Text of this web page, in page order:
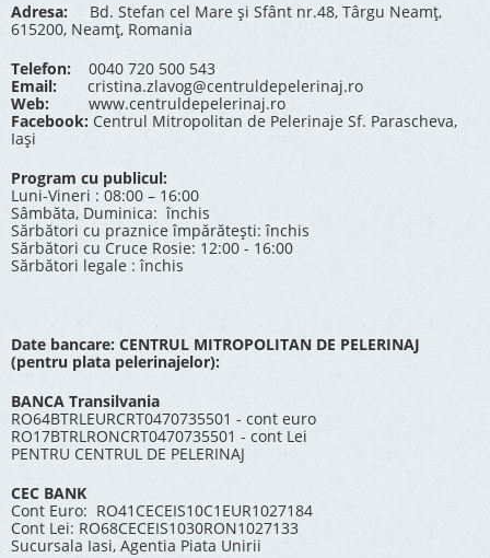
Adresa: Bd. Stefan cel Mare și Sfânt nr.48, Târgu Neamț,
615200, Neamț, Romania
Telefon: 0040 720 500 543
Email:
cristina.zlavog@centruldepelerinaj.ro
Web:
www.centruldepelerinaj.ro
Facebook: Centrul Mitropolitan de Pelerinaje Sf. Parascheva,
Iași
Program cu publicul:
Luni-Vineri : 08:00 – 16:00
Sâmbăta, Duminica: închis
Sărbători cu praznice împărătești: închis
Sărbători cu Cruce Rosie: 12:00 - 16:00
Sărbători legale : închis
Date bancare: CENTRUL MITROPOLITAN DE PELERINAJ
(pentru plata pelerinajelor):
BANCA Transilvania
RO64BTRLEURCRT0470735501 - cont euro
RO17BTRLRONCRT0470735501 - cont Lei
PENTRU CENTRUL DE PELERINAJ
CEC BANK
Cont Euro: RO41CECEIS10C1EUR1027184
Cont Lei: RO68CECEIS1030RON1027133
Sucursala Iasi, Agentia Piata Unirii